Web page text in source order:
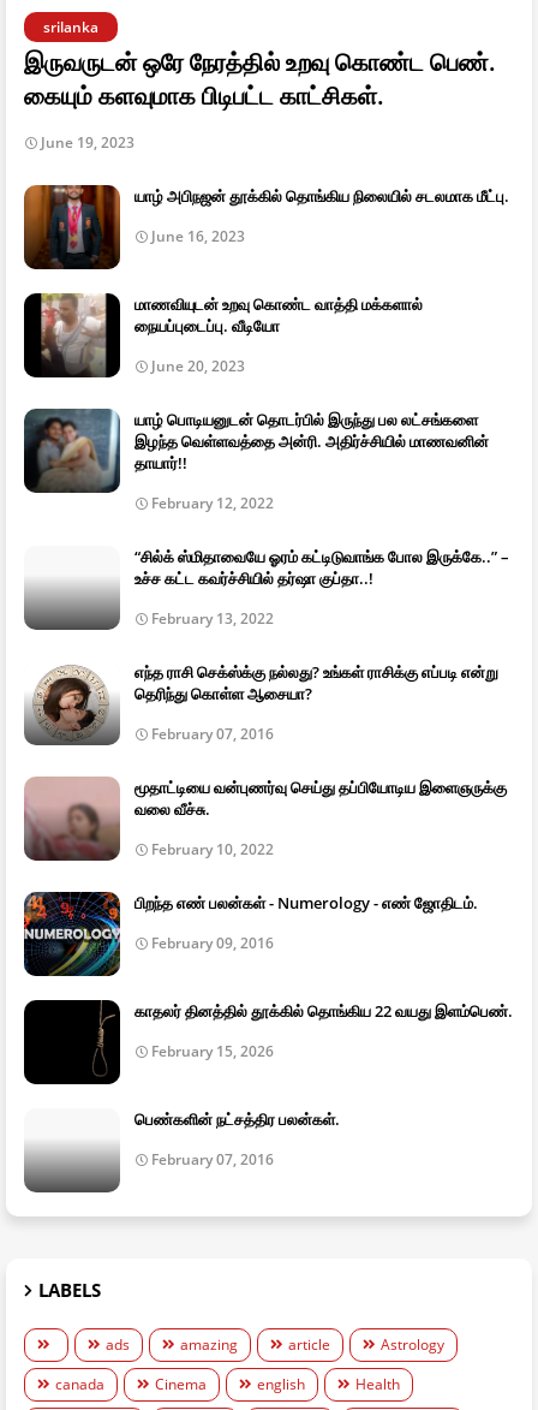
srilanka
இருவருடன் ஒரே நேரத்தில் உறவு கொண்ட பெண்.
கையும் களவுமாக பிடிபட்ட காட்சிகள்.
June 19, 2023
யாழ் அபிநஜன் தூக்கில் தொங்கிய நிலையில் சடலமாக மீட்பு.
June 16, 2023
மாணவியுடன் உறவு கொண்ட வாத்தி மக்களால்
நையப்புடைப்பு. வீடியோ
June 20, 2023
யாழ் பொடியனுடன் தொடர்பில் இருந்து பல லட்சங்களை
இழந்த வெள்ளவத்தை அன்ரி. அதிர்ச்சியில் மாணவனின்
தாயார்!!
February 12, 2022
“சில்க் ஸ்மிதாவையே ஓரம் கட்டிடுவாங்க போல இருக்கே..” –
உச்ச கட்ட கவர்ச்சியில் தர்ஷா குப்தா..!
February 13, 2022
எந்த ராசி செக்ஸ்க்கு நல்லது? உங்கள் ராசிக்கு எப்படி என்று
தெரிந்து கொள்ள ஆசையா?
February 07, 2016
மூதாட்டியை வன்புணர்வு செய்து தப்பியோடிய இளைஞருக்கு
வலை வீச்சு.
February 10, 2022
பிறந்த எண் பலன்கள் - Numerology - எண் ஜோதிடம்.
February 09, 2016
காதலர் தினத்தில் தூக்கில் தொங்கிய 22 வயது இளம்பெண்.
February 15, 2026
பெண்களின் நட்சத்திர பலன்கள்.
February 07, 2016
LABELS
ads amazing article
Astrology
canada
Cinema english Health